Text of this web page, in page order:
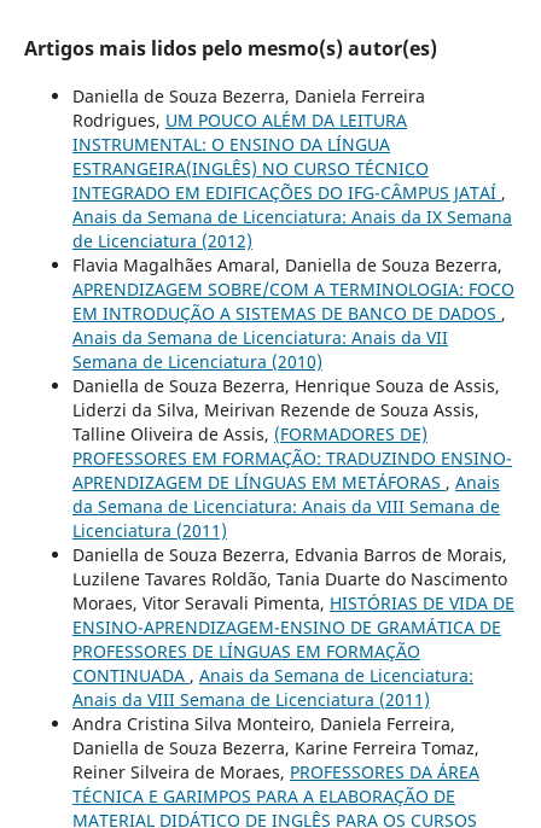
Artigos mais lidos pelo mesmo(s) autor(es)
Daniella de Souza Bezerra, Daniela Ferreira
Rodrigues, UM POUCO ALÉM DA LEITURA
INSTRUMENTAL: O ENSINO DA LÍNGUA
ESTRANGEIRA(INGLÊS) NO CURSO TÉCNICO
INTEGRADO EM EDIFICAÇÕES DO IFG-CÂMPUS JATAÍ ,
Anais da Semana de Licenciatura: Anais da IX Semana
de Licenciatura (2012)
Flavia Magalhães Amaral, Daniella de Souza Bezerra,
APRENDIZAGEM SOBRE/COM A TERMINOLOGIA: FOCO
EM INTRODUÇÃO A SISTEMAS DE BANCO DE DADOS ,
Anais da Semana de Licenciatura: Anais da VII
Semana de Licenciatura (2010)
Daniella de Souza Bezerra, Henrique Souza de Assis,
Liderzi da Silva, Meirivan Rezende de Souza Assis,
Talline Oliveira de Assis, (FORMADORES DE)
PROFESSORES EM FORMAÇÃO: TRADUZINDO ENSINO-
APRENDIZAGEM DE LÍNGUAS EM METÁFORAS , Anais
da Semana de Licenciatura: Anais da VIII Semana de
Licenciatura (2011)
Daniella de Souza Bezerra, Edvania Barros de Morais,
Luzilene Tavares Roldão, Tania Duarte do Nascimento
Moraes, Vitor Seravali Pimenta, HISTÓRIAS DE VIDA DE
ENSINO-APRENDIZAGEM-ENSINO DE GRAMÁTICA DE
PROFESSORES DE LÍNGUAS EM FORMAÇÃO
CONTINUADA , Anais da Semana de Licenciatura:
Anais da VIII Semana de Licenciatura (2011)
Andra Cristina Silva Monteiro, Daniela Ferreira,
Daniella de Souza Bezerra, Karine Ferreira Tomaz,
Reiner Silveira de Moraes, PROFESSORES DA ÁREA
TÉCNICA E GARIMPOS PARA A ELABORAÇÃO DE
MATERIAL DIDÁTICO DE INGLÊS PARA OS CURSOS